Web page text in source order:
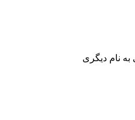
به نام دیگری